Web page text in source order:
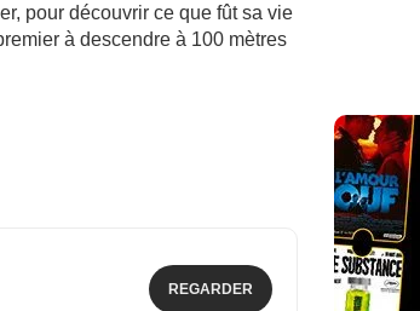
pour découvrir ce que fût sa vie
à descendre à 100 mètres
REGARDER